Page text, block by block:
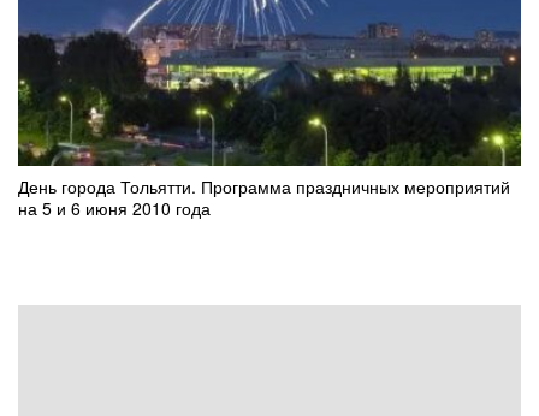
День города Тольятти. Программа праздничных мероприятий
на 5 и 6 июня 2010 года